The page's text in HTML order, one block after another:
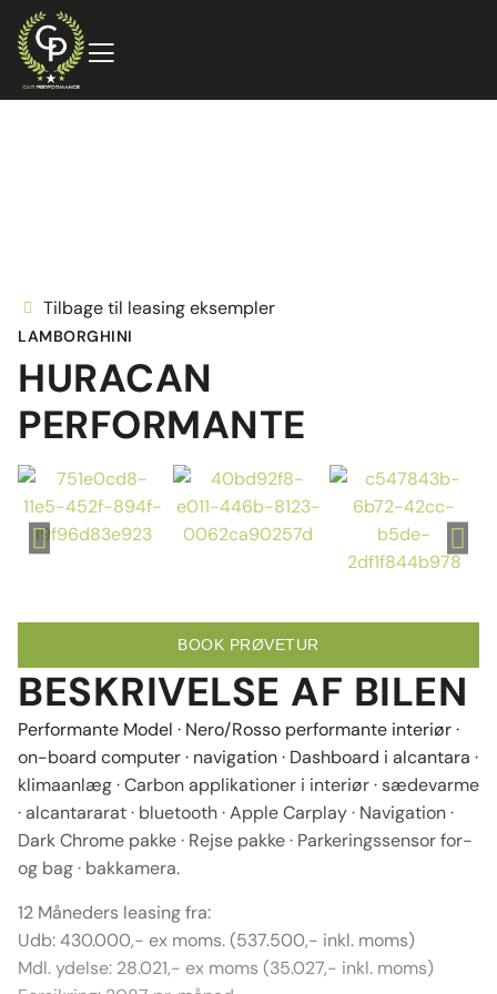
Tilbage til leasing eksempler
LAMBORGHINI
HURACAN
PERFORMANTE
BOOK PRØVETUR
BESKRIVELSE AF BILEN
Performante Model · Nero/Rosso performante interiør ·
on-board computer · navigation · Dashboard i alcantara ·
klimaanlæg · Carbon applikationer i interiør · sædevarme
· alcantararat · bluetooth · Apple Carplay · Navigation ·
Dark Chrome pakke · Rejse pakke · Parkeringssensor for-
og bag · bakkamera.
12 Måneders leasing fra:
Udb: 430.000,- ex moms. (537.500,- inkl. moms)
Mdl. ydelse: 28.021,- ex moms (35.027,- inkl. moms)